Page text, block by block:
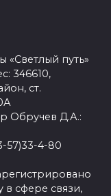
«Светлый путь»
346610,
ст.
Обручев Д.А.:
57)33-4-80
сфере связи,